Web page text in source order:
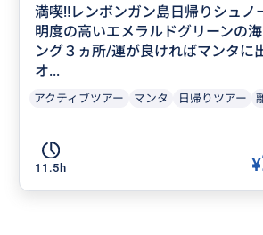
満喫‼️レンボンガン島日帰りシュノ
明度の高いエメラルドグリーンの
ング３ヵ所/運が良ければマンタに
オ...
アクティブツアー マンタ 日帰りツアー
11.5h ¥